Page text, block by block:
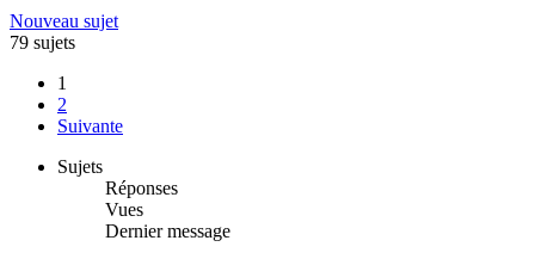
Nouveau sujet
79 sujets
1
2
Suivante
Sujets
Réponses
Vues
Dernier message